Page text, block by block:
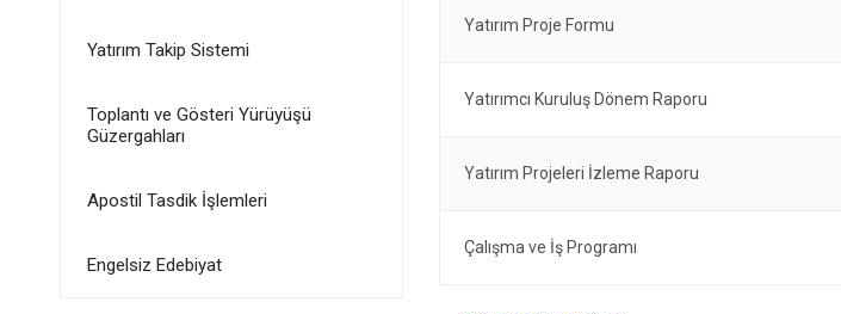
Yatırım Takip Sistemi
Toplantı ve Gösteri Yürüyüşü
Güzergahları
Apostil Tasdik İşlemleri
Engelsiz Edebiyat
Yatırım Proje Formu
Yatırımcı Kuruluş Dönem Raporu
Yatırım Projeleri İzleme Raporu
Çalışma ve İş Programı